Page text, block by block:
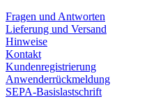
Fragen und Antworten
Lieferung und Versand
Hinweise
Kontakt
Kundenregistrierung
Anwenderrückmeldung
SEPA-Basislastschrift